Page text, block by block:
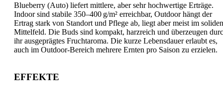
Blueberry (Auto) liefert mittlere, aber sehr hochwertige Erträge.
Indoor sind stabile 350–400 g/m² erreichbar, Outdoor hängt der
Ertrag stark von Standort und Pflege ab, liegt aber meist im soliden
Mittelfeld. Die Buds sind kompakt, harzreich und überzeugen
ihr ausgeprägtes Fruchtaroma. Die kurze Lebensdauer erlaubt es,
auch im Outdoor-Bereich mehrere Ernten pro Saison zu erzielen.
EFFEKTE